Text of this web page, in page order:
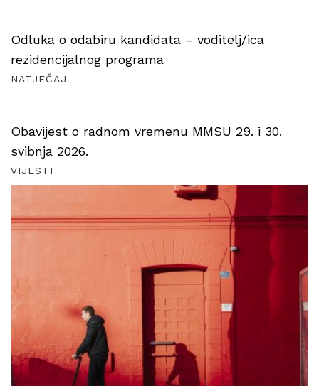
Odluka o odabiru kandidata – voditelj/ica
rezidencijalnog programa
NATJEČAJ
Obavijest o radnom vremenu MMSU 29. i 30.
svibnja 2026.
VIJESTI